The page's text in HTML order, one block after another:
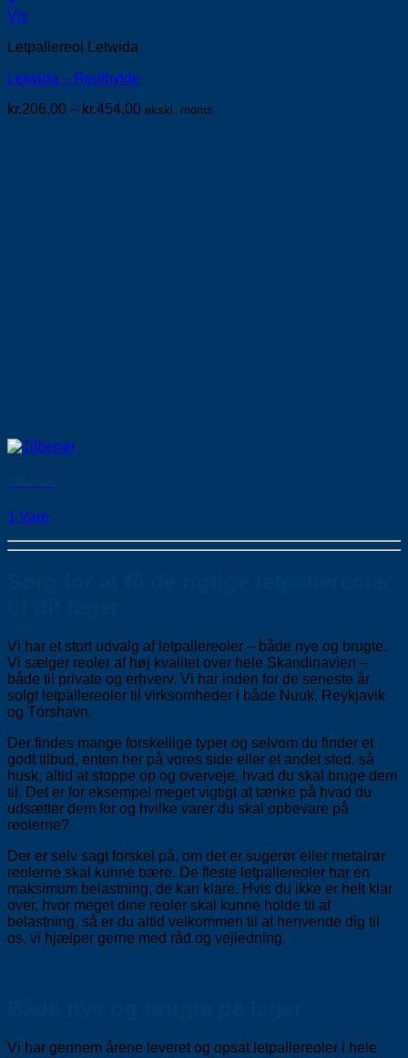
Dette
har
varianter.
kan
Vis
Letpallereol Letwida
Letwida – Reolhylde
kr.206,00 – kr.454,00Prisinterval:
ekskl. moms
1 Vare
Vi har et stort udvalg af letpallereoler – både nye og brugte.
Vi sælger reoler af høj kvalitet over hele Skandinavien –
både til private og erhverv. Vi har inden for de seneste år
solgt letpallereoler til virksomheder i både Nuuk, Reykjavik
og Tórshavn.
Der findes mange forskellige typer og selvom du finder et
godt tilbud, enten her på vores side eller et andet sted, så
husk, altid at stoppe op og overveje, hvad du skal bruge dem
til. Det er for eksempel meget vigtigt at tænke på hvad du
udsætter dem for og hvilke varer du skal opbevare på
reolerne?
Der er selv sagt forskel på, om det er sugerør eller metalrør
reolerne skal kunne bære. De fleste letpallereoler har en
maksimum belastning, de kan klare. Hvis du ikke er helt klar
over, hvor meget dine reoler skal kunne holde til af
belastning, så er du altid velkommen til at henvende dig til
os, vi hjælper gerne med råd og vejledning.
Vi har gennem årene leveret og opsat letpallereoler i hele